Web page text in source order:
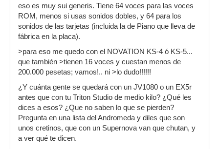
eso es muy sui generis. Tiene 64 voces para las voces
ROM, menos si usas sonidos dobles, y 64 para los
sonidos de las tarjetas (incluida la de Piano que lleva de
fábrica en la placa).
>para eso me quedo con el NOVATION KS-4 ó KS-5...
que también >tienen 16 voces y cuestan menos de
200.000 pesetas; vamos!.. ni >lo dudo!!!!!!
¿Y cuánta gente se quedará con un JV1080 o un EX5r
antes que con tu Triton Studio de medio kilo? ¿Qué les
dices a esos? ¿Que no saben lo que se pierden?
Pregunta en una lista del Andromeda y diles que son
unos cretinos, que con un Supernova van que chutan, y
a ver qué te dicen.